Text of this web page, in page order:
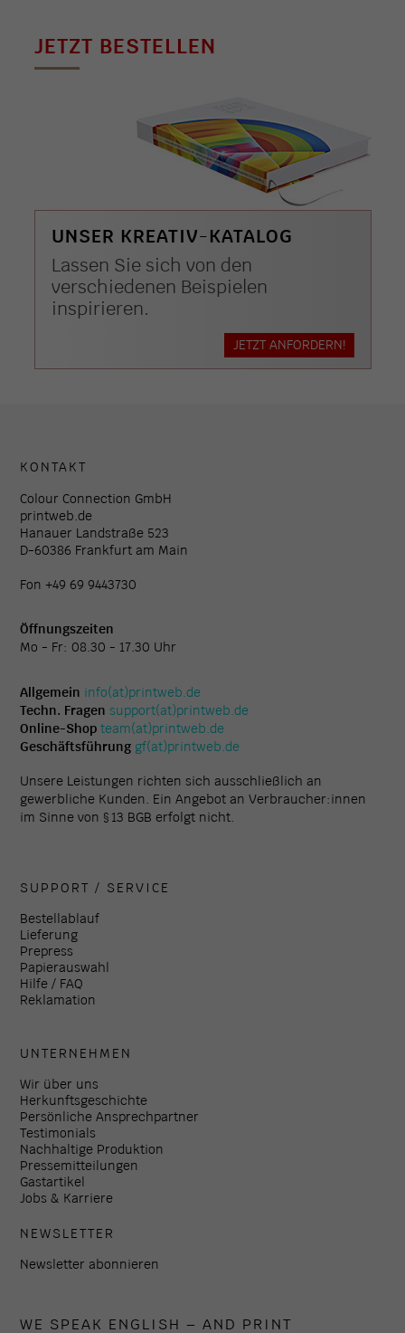
JETZT BESTELLEN
UNSER KREATIV-KATALOG
Lassen Sie sich von den
verschiedenen Beispielen
inspirieren.
JETZT ANFORDERN!
KONTAKT
Colour Connection GmbH
printweb.de
Hanauer Landstraße 523
D-60386 Frankfurt am Main
Fon +49 69 9443730
Öffnungszeiten
Mo - Fr: 08.30 - 17.30 Uhr
Allgemein info(at)printweb.de
Techn. Fragen support(at)printweb.de
Online-Shop team(at)printweb.de
Geschäftsführung gf(at)printweb.de
Unsere Leistungen richten sich ausschließlich an
gewerbliche Kunden. Ein Angebot an Verbraucher:innen
im Sinne von § 13 BGB erfolgt nicht.
SUPPORT / SERVICE
Bestellablauf
Lieferung
Prepress
Papierauswahl
Hilfe / FAQ
Reklamation
UNTERNEHMEN
Wir über uns
Herkunftsgeschichte
Persönliche Ansprechpartner
Testimonials
Nachhaltige Produktion
Pressemitteilungen
Gastartikel
Jobs & Karriere
NEWSLETTER
Newsletter abonnieren
WE SPEAK ENGLISH – AND PRINT